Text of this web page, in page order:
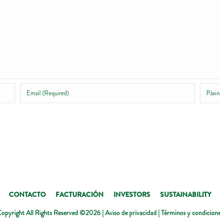
CONTACTO FACTURACIÓN INVESTORS
SUSTAINABILITY
All Rights Reserved ©2026 |Aviso de privacidad |Términos y